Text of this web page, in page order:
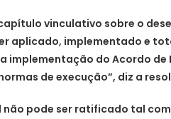
vinculativo sobre o
aplicado, implementado e
implementação do Acordo de
de execução”, diz a
não pode ser ratificado tal